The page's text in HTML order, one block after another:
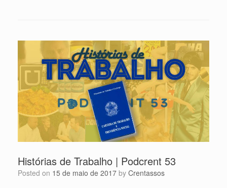
Histórias de Trabalho | Podcrent 53
Posted on 15 de maio de 2017 by Crentassos